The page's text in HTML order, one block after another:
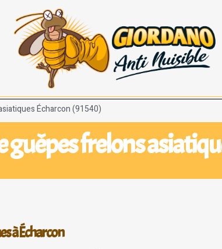
Écharcon (91540)
frelons
à Écharcon